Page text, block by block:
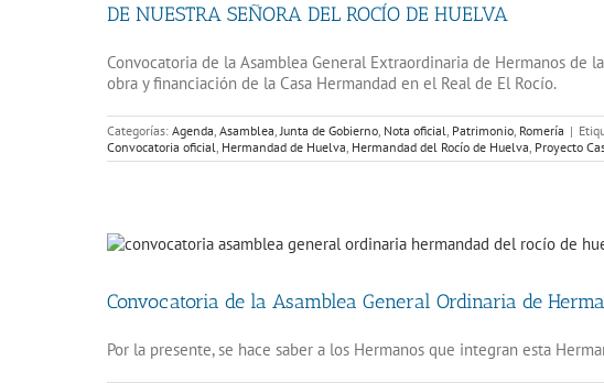
DE NUESTRA SEÑORA DEL ROCÍO DE HUELVA
Convocatoria de la Asamblea General Extraordinaria de Hermanos
obra y financiación de la Casa Hermandad en el Real de El Rocío.
Categorías: Agenda, Asamblea,Junta de Gobierno, Nota oficial, Patrimonio, Romería |
Convocatoria oficial, Hermandad de Huelva, Hermandad del Rocío de Huelva, Proyecto
Convocatoria de la Asamblea General Ordinaria de
Por la presente, se hace saber a los Hermanos que integran esta